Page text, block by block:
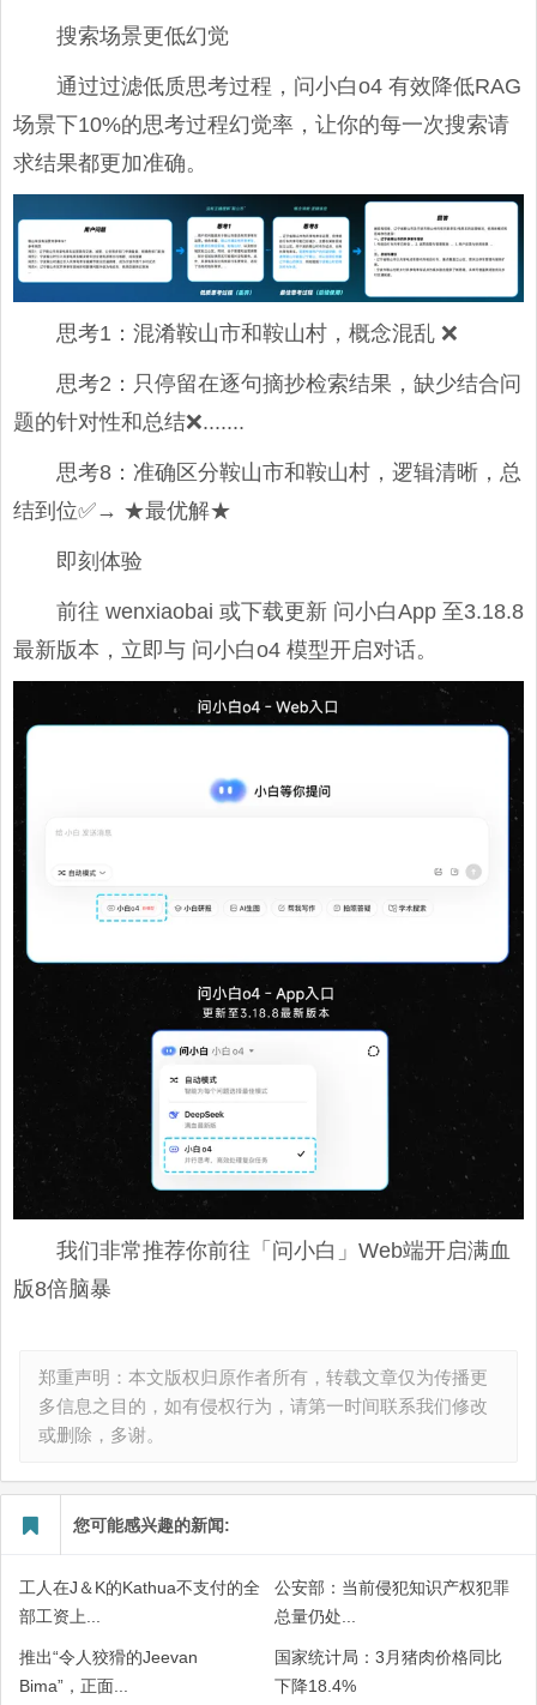
搜索场景更低幻觉
通过过滤低质思考过程，问小白o4 有效降低RAG
场景下10%的思考过程幻觉率，让你的每一次搜索请
求结果都更加准确。
思考1：混淆鞍山市和鞍山村，概念混乱 ❌
思考2：只停留在逐句摘抄检索结果，缺少结合问
题的针对性和总结❌.......
思考8：准确区分鞍山市和鞍山村，逻辑清晰，总
结到位✅→ ★最优解★
即刻体验
前往 wenxiaobai 或下载更新 问小白App 至3.18.8
最新版本，立即与 问小白o4 模型开启对话。
我们非常推荐你前往「问小白」Web端开启满血
版8倍脑暴
郑重声明：本文版权归原作者所有，转载文章仅为传播更
多信息之目的，如有侵权行为，请第一时间联系我们修改
或删除，多谢。
您可能感兴趣的新闻:
工人在J＆K的Kathua不支付的全
部工资上...
公安部：当前侵犯知识产权犯罪
总量仍处...
推出“令人狡猾的Jeevan
Bima”，正面...
国家统计局：3月猪肉价格同比
下降18.4%